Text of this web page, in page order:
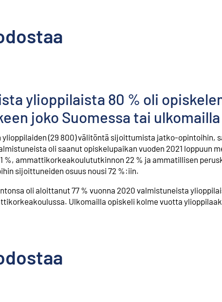
ylioppilaista 80 % oli
joko Suomessa tai ulkomailla
(29 800) välitöntä sijoittumista jatko-opintoihin,
oli saanut opiskelupaikan vuoden 2021 loppuun
ammattikorkeakoulututkinnon 22 % ja ammatillisen
sijoittuneiden osuus nousi 72 %:iin.
oli aloittanut 77 % vuonna 2020 valmistuneista
Ulkomailla opiskeli kolme vuotta